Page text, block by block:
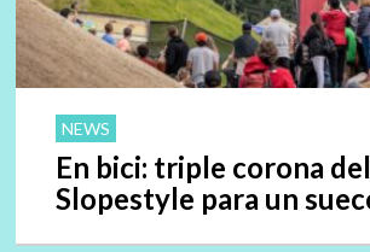
NEWS
En bici: triple corona del
Slopestyle para un